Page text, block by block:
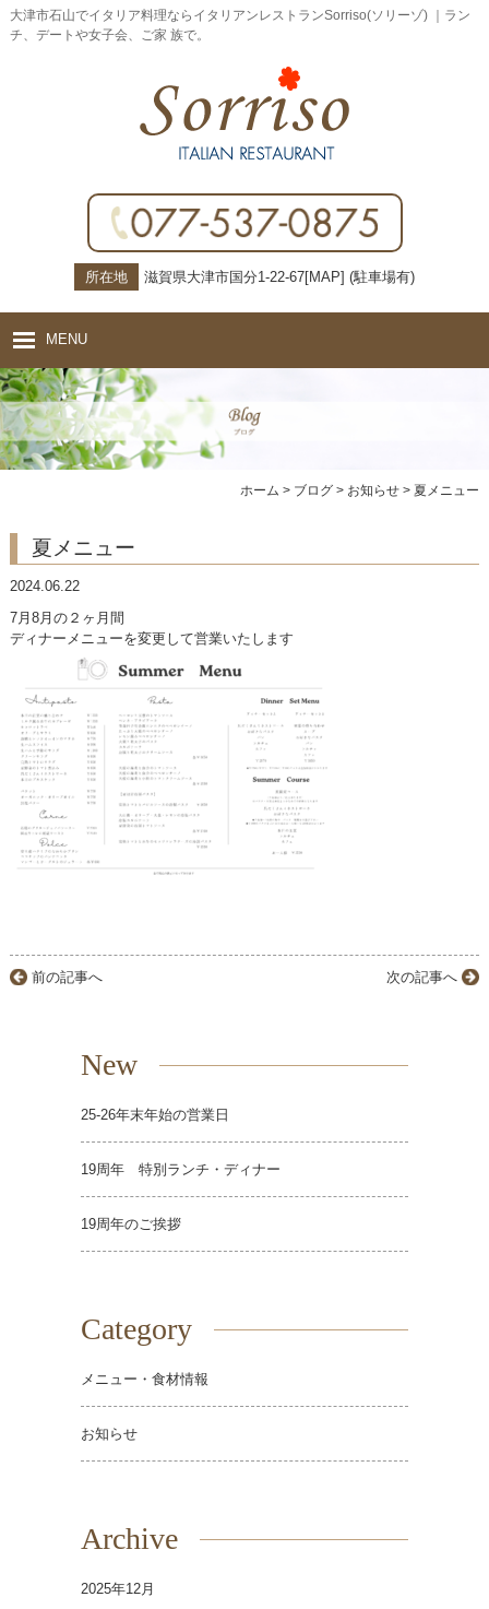
大津市石山でイタリア料理ならイタリアンレストランSorriso(ソリーゾ) ｜ラン
チ、デートや女子会、ご家 族で。
所在地 滋賀県大津市国分1-22-67[MAP] (駐車場有)
MENU
ホーム
コンセプト
アラカルト
コース
商品紹介
店舗案内
ホーム > ブログ > お知らせ >夏メニュー
夏メニュー
2024.06.22
7月8月の２ヶ月間
ディナーメニューを変更して営業いたします
前の記事へ 次の記事へ
New
25-26年末年始の営業日
19周年 特別ランチ・ディナー
19周年のご挨拶
Category
メニュー・食材情報
お知らせ
Archive
2025年12月